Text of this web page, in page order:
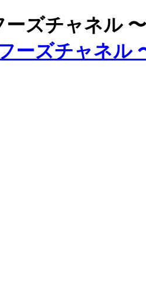
ーズチャネル